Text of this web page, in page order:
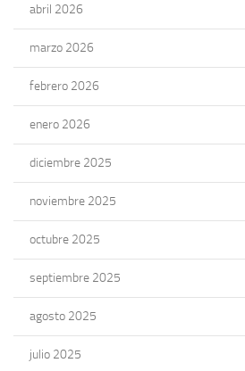
abril 2026
marzo 2026
febrero 2026
enero 2026
diciembre 2025
noviembre 2025
octubre 2025
septiembre 2025
agosto 2025
julio 2025